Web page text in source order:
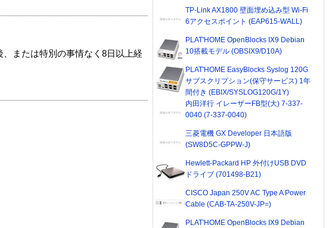
または特別の事情なく8日以上経
TP-Link AX1800 壁面埋め込み型 Wi-Fi
6アクセスポイント (EAP615-WALL)
PLAT'HOME OpenBlocks IX9 Debian
10搭載モデル (OBSIX9/D10A)
PLAT'HOME EasyBlocks Syslog 120G
サブスクリプション(保守サービス) 1年
間付き (EBIX/SYSLOG120G/1Y)
内田洋行 イレーザーFB型(大) 7-337-
0040 (7-337-0040)
三菱電機 GX Developer 日本語版
(SW8D5C-GPPW-J)
Hewlett-Packard HP 外付けUSB DVD
ドライブ (701498-B21)
CISCO Japan 250V AC Type A Power
Cable (CAB-TA-250V-JP=)
PLAT'HOME OpenBlocks IX9 Debian